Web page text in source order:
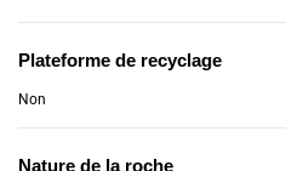
Plateforme de recyclage
Non
Nature de la roche